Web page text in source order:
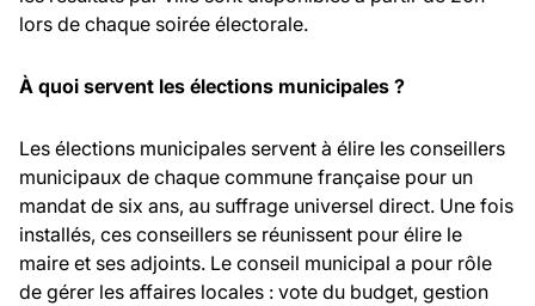
lors de chaque soirée électorale.
À quoi servent les élections municipales ?
Les élections municipales servent à élire les conseillers
municipaux de chaque commune française pour un
mandat de six ans, au suffrage universel direct. Une fois
installés, ces conseillers se réunissent pour élire le
maire et ses adjoints. Le conseil municipal a pour rôle
de gérer les affaires locales : vote du budget, gestion